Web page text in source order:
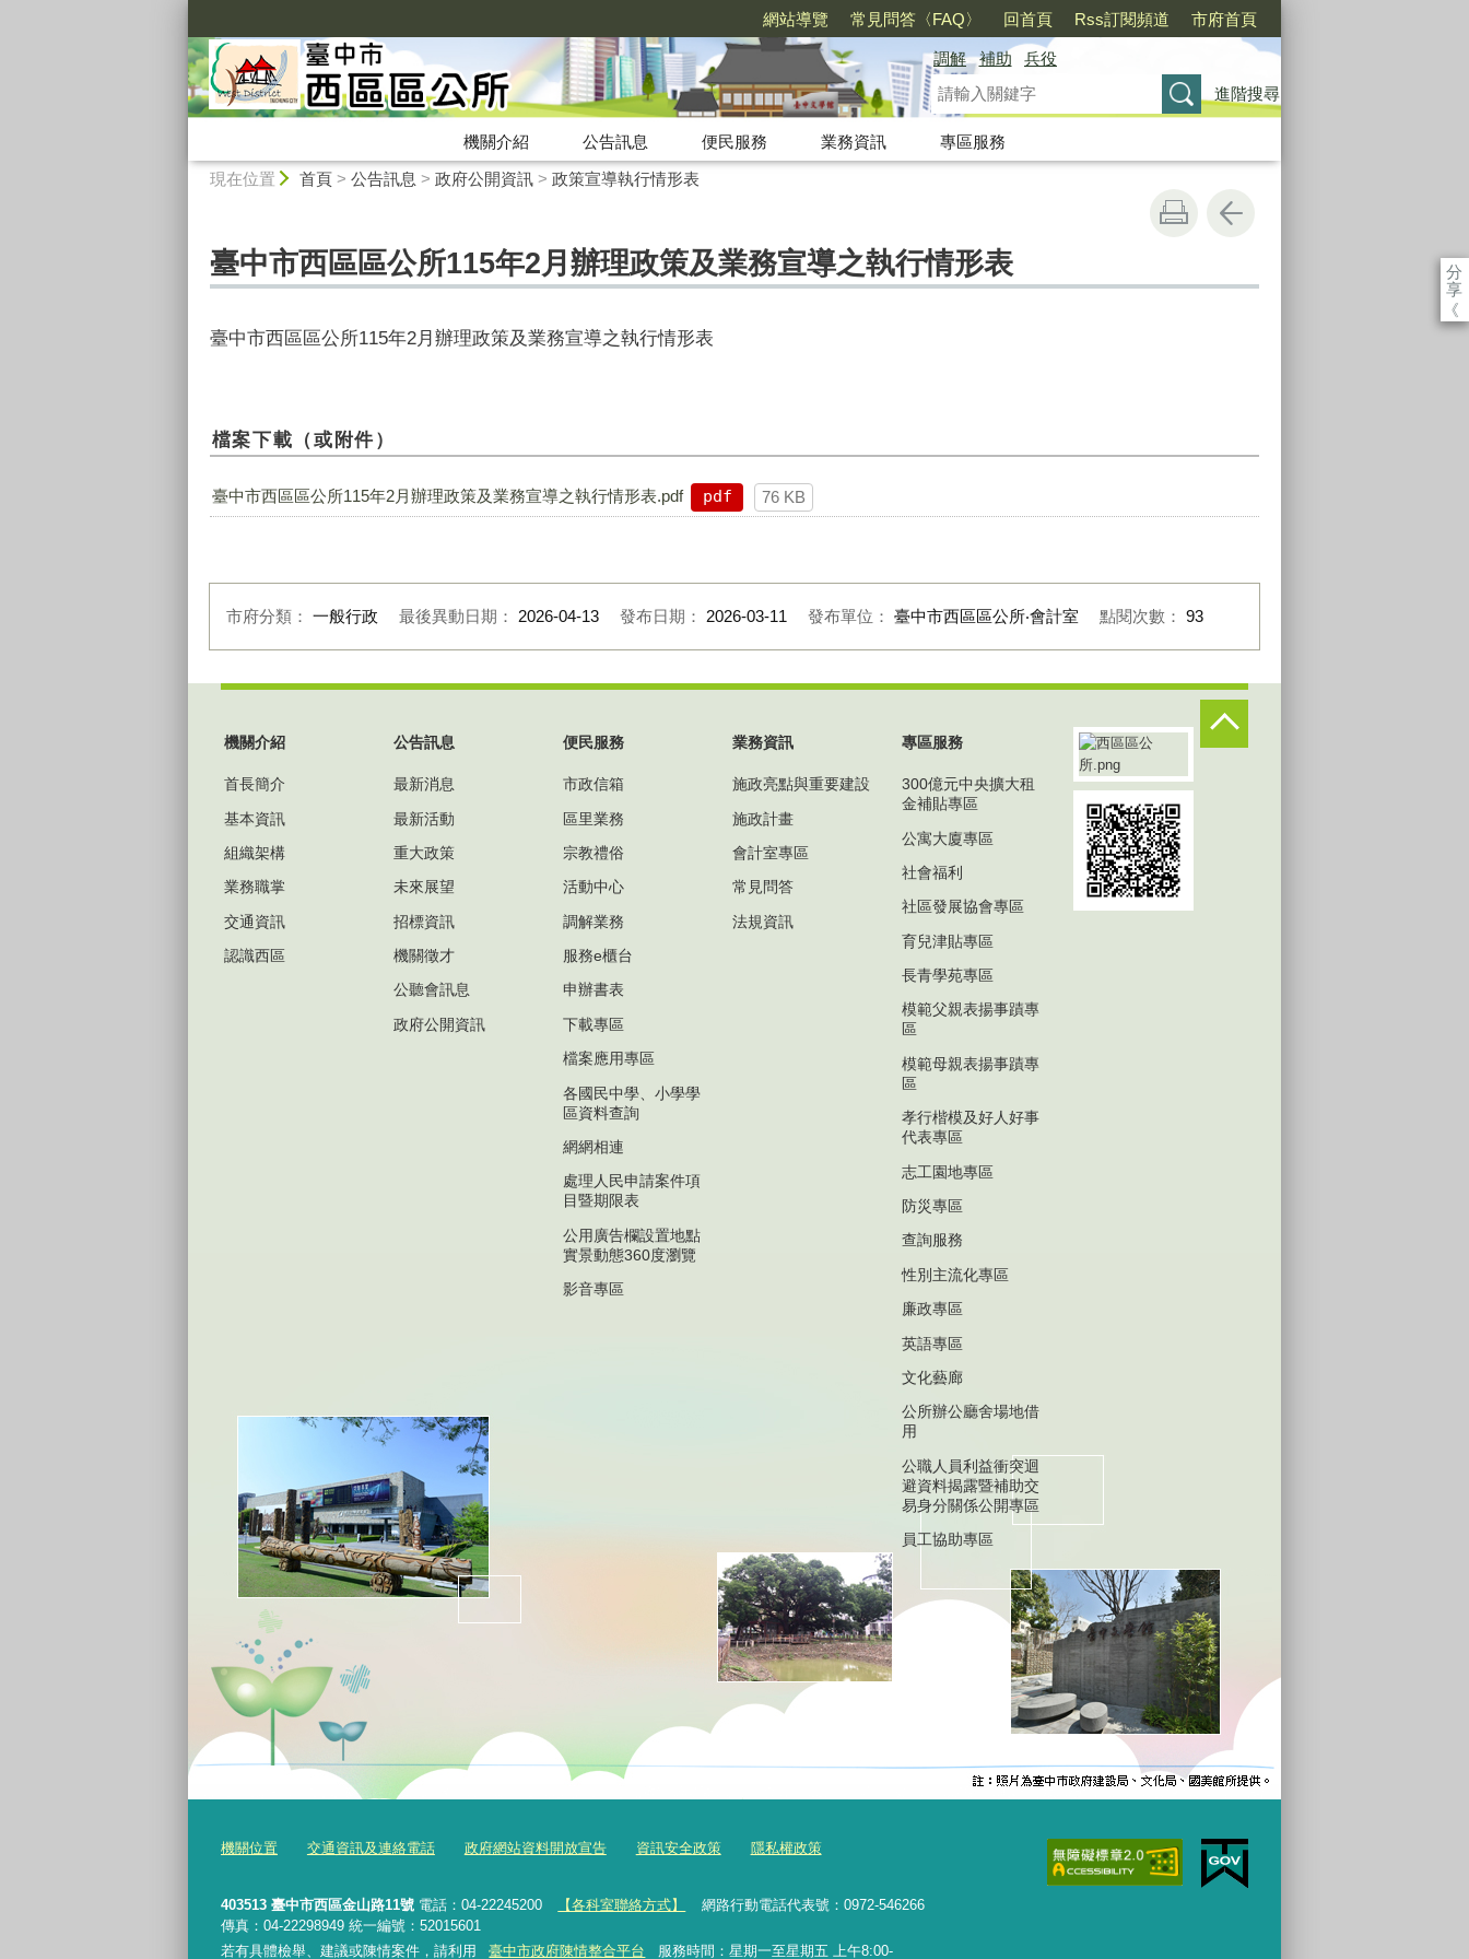
網站導覽 常見問答〈FAQ〉 回首頁 Rss訂閱頻道 市府首頁
調解 補助
兵役
進階搜尋
機關介紹 公告訊息 便民服務 業務資訊
專區服務
現在位置 首頁> 公告訊息 > 政府公開資訊> 政策宣導執行情形表
分
享
《
臺中市西區區公所115年2月辦理政策及業務宣導之執行情形表
臺中市西區區公所115年2月辦理政策及業務宣導之執行情形表
檔案下載（或附件）
臺中市西區區公所115年2月辦理政策及業務宣導之執行情形表.pdf pdf 76 KB
市府分類： 一般行政 最後異動日期： 2026-04-13 發布日期： 2026-03-11 發布單位： 臺中市西區區公所‧會計室 點閱次數： 93
機關介紹
首長簡介
基本資訊
組織架構
業務職掌
交通資訊
認識西區
公告訊息
最新消息
最新活動
重大政策
未來展望
招標資訊
機關徵才
公聽會訊息
政府公開資訊
便民服務
市政信箱
區里業務
宗教禮俗
活動中心
調解業務
服務e櫃台
申辦書表
下載專區
檔案應用專區
各國民中學、小學學
區資料查詢
網網相連
處理人民申請案件項
目暨期限表
公用廣告欄設置地點
實景動態360度瀏覽
影音專區
業務資訊
施政亮點與重要建設
施政計畫
會計室專區
常見問答
法規資訊
專區服務
300億元中央擴大租
金補貼專區
公寓大廈專區
社會福利
社區發展協會專區
育兒津貼專區
長青學苑專區
模範父親表揚事蹟專
區
模範母親表揚事蹟專
區
孝行楷模及好人好事
代表專區
志工園地專區
防災專區
查詢服務
性別主流化專區
廉政專區
英語專區
文化藝廊
公所辦公廳舍場地借
用
公職人員利益衝突迴
避資料揭露暨補助交
易身分關係公開專區
員工協助專區
機關位置 交通資訊及連絡電話 政府網站資料開放宣告 資訊安全政策 隱私權政策
403513 臺中市西區金山路11號 電話：04-22245200 【各科室聯絡方式】
網路行動電話代表號：0972-546266
傳真：04-22298949 統一編號：52015601
若有具體檢舉、建議或陳情案件，請利用
臺中市政府陳情整合平台 服務時間：星期一至星期五 上午8:00-